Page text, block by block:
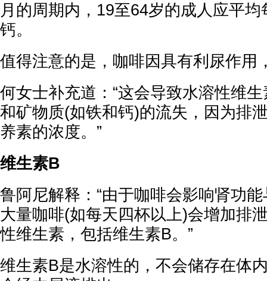
月的周期内，19至64岁的成人应平
钙。
值得注意的是，咖啡因具有利尿作用
何女士补充道：“这会导致水溶性维
和矿物质(如铁和钙)的流失，因为排
养素的浓度。”
维生素B
鲁阿尼解释：“由于咖啡会影响肾功
大量咖啡(如每天四杯以上)会增加排
性维生素，包括维生素B。”
维生素B是水溶性的，不会储存在体